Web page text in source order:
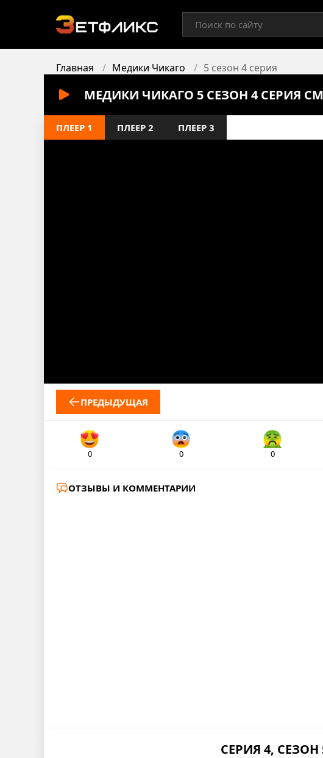
Главная Медики Чикаго 5 сезон 4 серия
МЕДИКИ ЧИКАГО 5 СЕЗОН 4 СЕРИЯ
ПЛЕЕР 1 ПЛЕЕР 2 ПЛЕЕР 3
ПРЕДЫДУЩАЯ
0 0 0
ОТЗЫВЫ И КОММЕНТАРИИ
СЕРИЯ 4,